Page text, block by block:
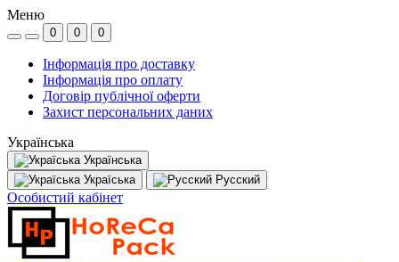
Меню
0 0 0
Інформація про доставку
Інформація про оплату
Договір публічної оферти
Захист персональних даних
Українська
Українська
Україська
Русский
Особистий кабінет